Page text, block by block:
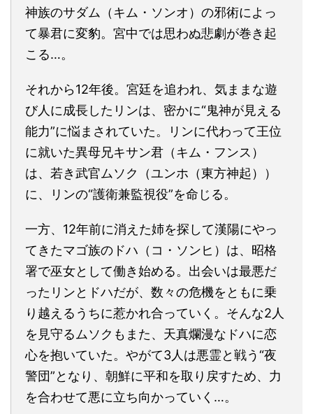
神族のサダム（キム・ソンオ）の邪術によっ
て暴君に変豹。宮中では思わぬ悲劇が巻き起
こる…。
それから12年後。宮廷を追われ、気ままな遊
び人に成長したリンは、密かに“鬼神が見える
能力”に悩まされていた。リンに代わって王位
に就いた異母兄キサン君（キム・フンス）
は、若き武官ムソク（ユンホ（東方神起））
に、リンの“護衛兼監視役”を命じる。
一方、12年前に消えた姉を探して漢陽にやっ
てきたマゴ族のドハ（コ・ソンヒ）は、昭格
署で巫女として働き始める。出会いは最悪だ
ったリンとドハだが、数々の危機をともに乗
り越えるうちに惹かれ合っていく。そんな2人
を見守るムソクもまた、天真爛漫なドハに恋
心を抱いていた。やがて3人は悪霊と戦う“夜
警団”となり、朝鮮に平和を取り戻すため、力
を合わせて悪に立ち向かっていく…。